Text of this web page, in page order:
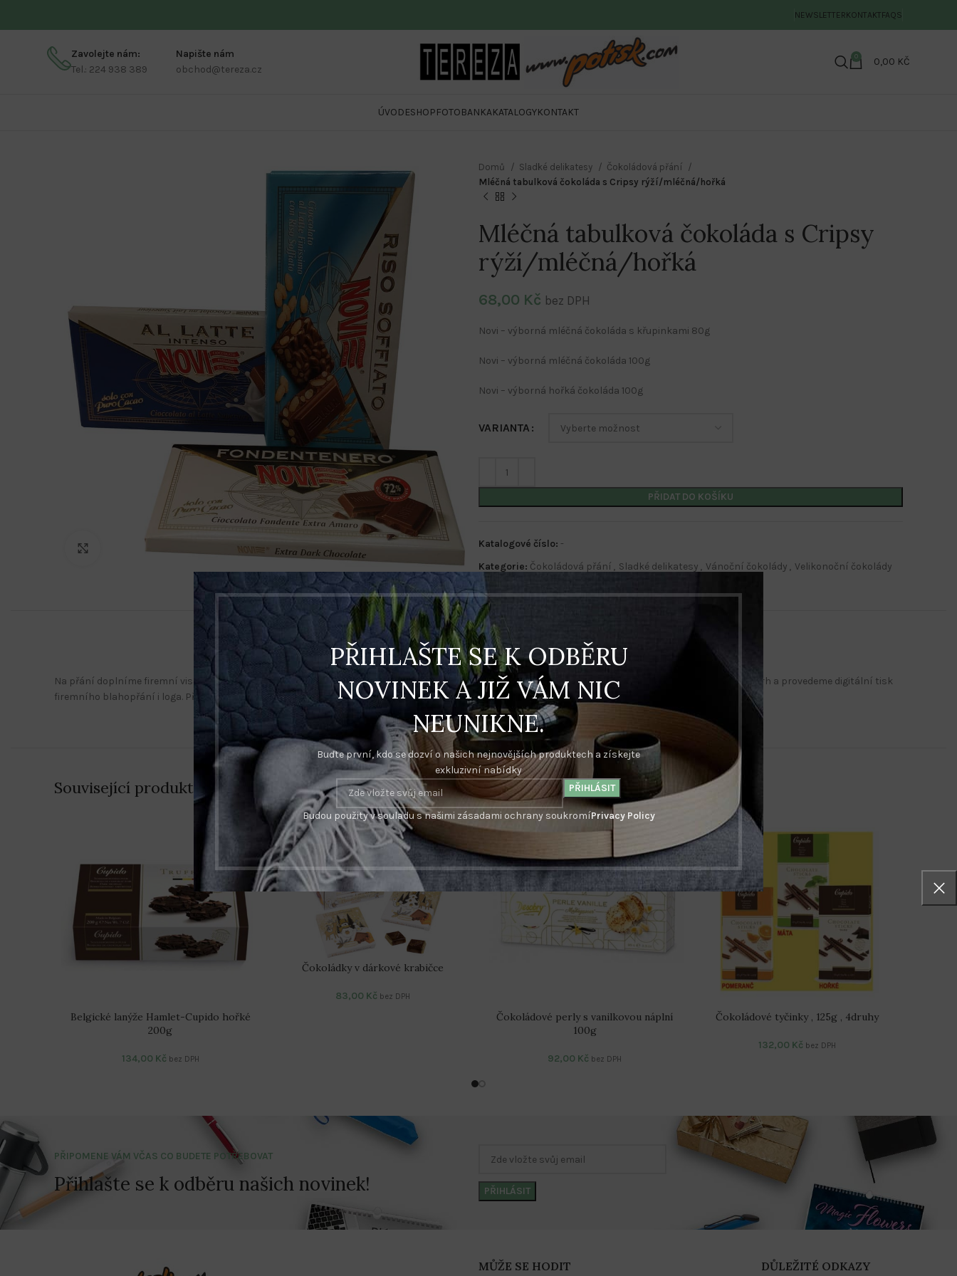
PŘIHLAŠTE SE K ODBĚRU
NOVINEK A JIŽ VÁM NIC
NEUNIKNE.
Buďte první, kdo se dozví o našich nejnovějších produktech a získejte
exkluzivní nabídky
Budou použity v souladu s našimi zásadami ochrany soukromíPrivacy Policy
NEWSLETTERKONTAKTFAQS
Zavolejte nám:
Tel.: 224 938 389
Napište nám
obchod@tereza.cz
0 0,00 KČ
ÚVODESHOP
Nástěnné kalendáře
Stolní kalendáře
FOTOBANKAKATALOGYKONTAKT
Kalendáře s firemním potiskem
Domů Sladké delikatesy
Čokoládová přání
Mléčná tabulková čokoláda s Cripsy rýží/mléčná/hořká
Mléčná tabulková čokoláda s Cripsy
rýží/mléčná/hořká
68,00 Kč bez DPH
Novi – výborná mléčná čokoláda s křupinkami 80g
Novi – výborná mléčná čokoláda 100g
Novi – výborná hořká čokoláda 100g
VARIANTA
PŘIDAT DO KOŠÍKU
Katalogové číslo: -
Kategorie: Čokoládová přání , Sladké delikatesy , Vánoční čokolády , Velikonoční čokolády
POPIS DALŠÍ INFORMACE
Na přání doplníme firemní visačkou. Originální motivy vhodné pro potisk visaček najdete v oddělení FOTOBANKA. Na objednávku zpracujeme grafický návrh a provedeme digitální tisk
firemního blahopřání i loga. Před realizací Vám pošleme ke schválení. /Firemní potisk objednávejte v oddělení Potisk firemní logo/.
Související produkty
Belgické lanýže Hamlet-Cupido hořké
200g
134,00 Kč bez DPH
Čokoládky v dárkové krabičce
83,00 Kč bez DPH
Čokoládové perly s vanilkovou náplní
100g
92,00 Kč bez DPH
Čokoládové tyčinky , 125g , 4druhy
132,00 Kč bez DPH
PŘIPOMENE VÁM VČAS CO BUDETE POTŘEBOVAT
Přihlašte se k odběru našich novinek!
MŮŽE SE HODIT DŮLEŽITÉ ODKAZY